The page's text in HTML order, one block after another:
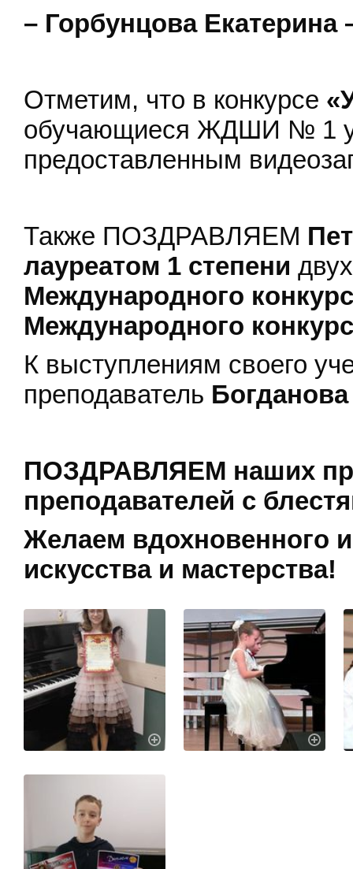
– Горбунцова Екатерина
Отметим, что в конкурсе
обучающиеся ЖДШИ № 1
предоставленным
Также ПОЗДРАВЛЯЕМ
лауреатом 1 степени
Международного
Международного
К выступлениям своего
преподаватель
ПОЗДРАВЛЯЕМ наших
преподавателей с
Желаем вдохновенного
искусства и мастерства!